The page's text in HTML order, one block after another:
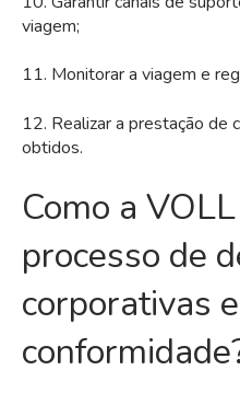
viagem;
11. Monitorar a viagem e
12. Realizar a prestação de
obtidos.
Como a
processo de
corporativas